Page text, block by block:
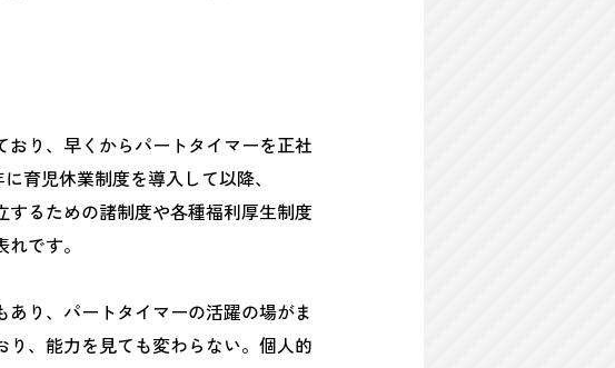
り、早くからパートタイマーを正社
育児休業制度を導入して以降、
るための諸制度や各種福利厚生制度
です。
り、パートタイマーの活躍の場がま
、能力を見ても変わらない。個人的